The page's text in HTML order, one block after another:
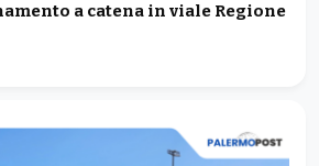
a catena in viale Regione